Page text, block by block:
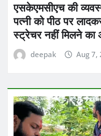
एसकेएमसीएच की
पत्नी को पीठ पर
स्ट्रेचर नहीं मिलने का
deepak Aug 7,